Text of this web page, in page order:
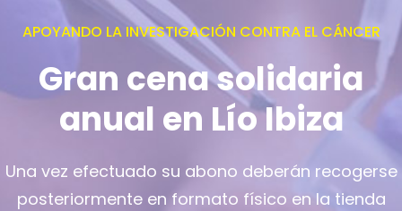
APOYANDO LA INVESTIGACIÓN CONTRA EL CÁNCER
Gran cena solidaria
anual en Lío Ibiza
Una vez efectuado su abono deberán recogerse
posteriormente en formato físico en la tienda